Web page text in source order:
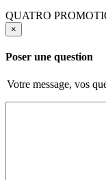
QUATRO
×
Poser une question
Votre message, vos